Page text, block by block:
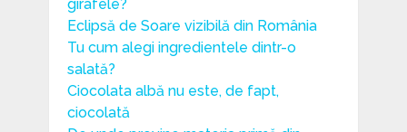
girafele?
Eclipsă de Soare vizibilă din România
Tu cum alegi ingredientele dintr-o
salată?
Ciocolata albă nu este, de fapt,
ciocolată